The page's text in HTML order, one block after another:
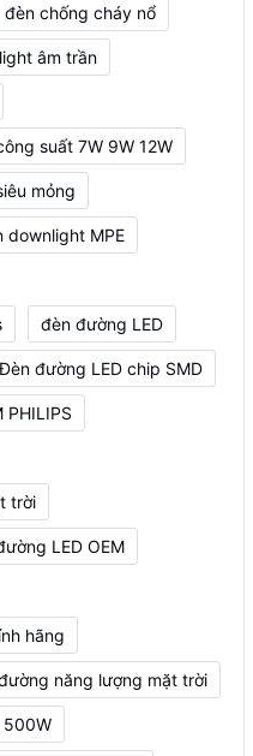
đèn chống cháy nổ
âm trần
suất 7W 9W 12W
mỏng
downlight MPE
đèn đường LED
Đèn đường LED chip SMD
PHILIPS
trời
LED OEM
hãng
năng lượng mặt trời
500W